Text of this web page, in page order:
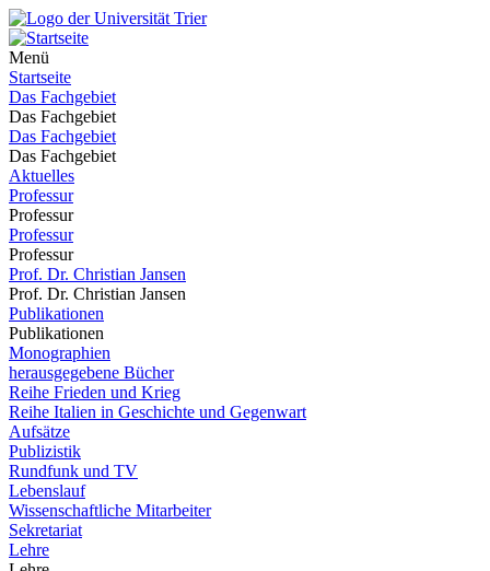
Menü
Startseite
Das Fachgebiet
Das Fachgebiet
Das Fachgebiet
Das Fachgebiet
Aktuelles
Professur
Professur
Professur
Professur
Prof. Dr. Christian Jansen
Prof. Dr. Christian Jansen
Publikationen
Publikationen
Monographien
herausgegebene Bücher
Reihe Frieden und Krieg
Reihe Italien in Geschichte und Gegenwart
Aufsätze
Publizistik
Rundfunk und TV
Lebenslauf
Wissenschaftliche Mitarbeiter
Sekretariat
Lehre